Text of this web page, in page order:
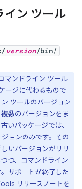
ン ツール
version/bin/
マンドライン ツール
ージに代わるもので
ツールのバージョン
数のバージョンをま
いパッケージでは、
ョンのみです。その
いバージョンがリリ
つ、コマンドライン
サポートが終了した
リリースノートを